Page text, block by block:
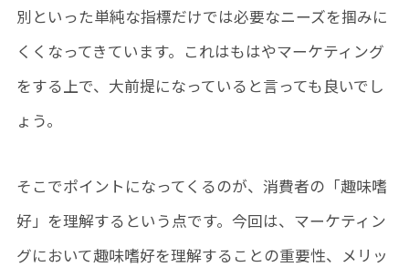
別といった単純な指標だけでは必要なニーズを掴みに
くくなってきています。これはもはやマーケティング
をする上で、大前提になっていると言っても良いでし
ょう。
そこでポイントになってくるのが、消費者の「趣味嗜
好」を理解するという点です。今回は、マーケティン
グにおいて趣味嗜好を理解することの重要性、メリッ